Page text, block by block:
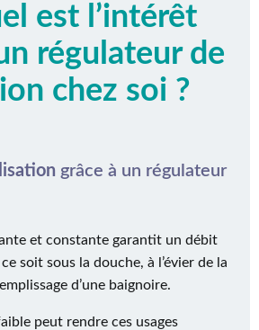
est l’intérêt
régulateur de
chez soi ?
grâce à un régulateur
et constante garantit un débit
soit sous la douche, à l’évier de la
d’une baignoire.
peut rendre ces usages